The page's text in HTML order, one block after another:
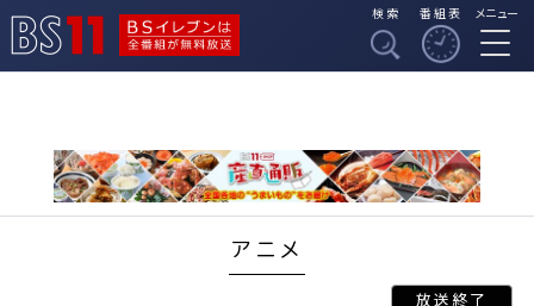
BSイレブンは全番組
検索 番組表 メニュー
アニメ